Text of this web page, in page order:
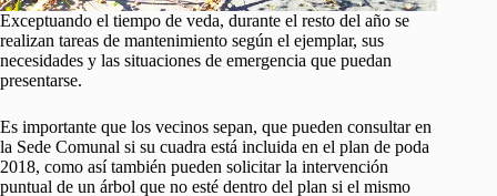
Exceptuando el tiempo de veda, durante el resto del año se
realizan tareas de mantenimiento según el ejemplar, sus
necesidades y las situaciones de emergencia que puedan
presentarse.
Es importante que los vecinos sepan, que pueden consultar en
la Sede Comunal si su cuadra está incluida en el plan de poda
2018, como así también pueden solicitar la intervención
puntual de un árbol que no esté dentro del plan si el mismo